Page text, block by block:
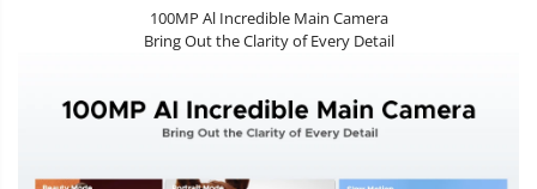
100MP Al Incredible Main Camera
Bring Out the Clarity of Every Detail